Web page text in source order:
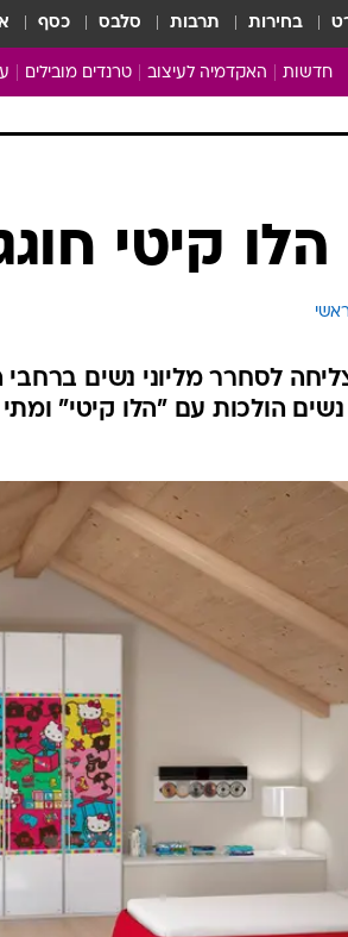
בחירות תרבות סלבס כסף
חדשות האקדמיה לעיצוב טרנדים מובילים
קיטי חוגגת
לסחרר מליוני נשים
הולכות עם "הלו קיטי"